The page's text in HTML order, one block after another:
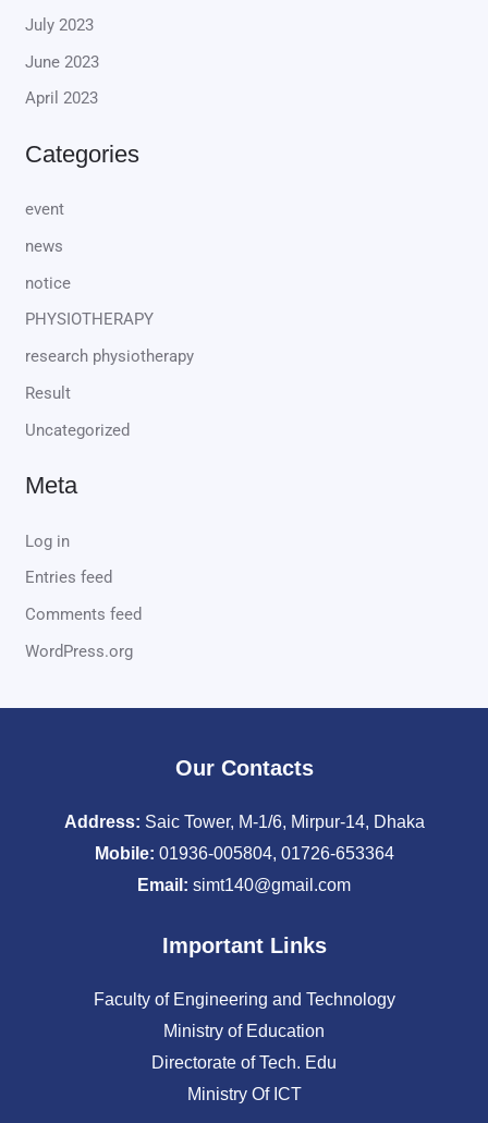
July 2023
June 2023
April 2023
Categories
event
news
notice
PHYSIOTHERAPY
research physiotherapy
Result
Uncategorized
Meta
Log in
Entries feed
Comments feed
WordPress.org
Our Contacts
Address: Saic Tower, M-1/6, Mirpur-14, Dhaka
Mobile: 01936-005804, 01726-653364
Email: simt140@gmail.com
Important Links
Faculty of Engineering and Technology
Ministry of Education
Directorate of Tech. Edu
Ministry Of ICT